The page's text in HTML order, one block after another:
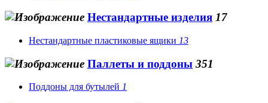
Нестандартные изделия 17
Нестандартные пластиковые ящики 13
Паллеты и поддоны 351
Поддоны для бутылей 1